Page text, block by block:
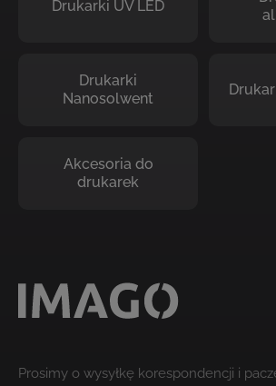
Drukarki UV LED
Drukarki
Nanosolwent
Akcesoria do
drukarek
Prosimy o wysyłkę korespondencji i